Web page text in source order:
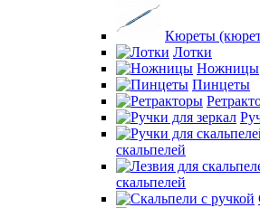
Кюреты
Лотки
Ножницы
Пинцеты
скальпелей
скальпелей